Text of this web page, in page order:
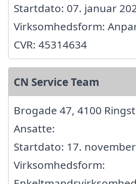
Startdato: 07. januar
Virksomhedsform:
CVR: 45314634
CN Service Team
Brogade 47, 4100
Ansatte:
Startdato: 17.
Virksomhedsform: